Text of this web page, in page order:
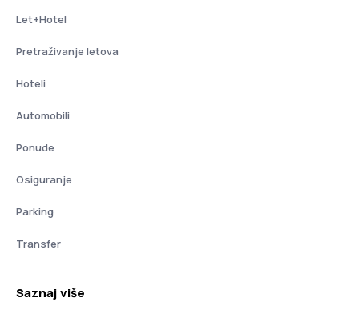
Let+Hotel
Pretraživanje letova
Hoteli
Automobili
Ponude
Osiguranje
Parking
Transfer
Saznaj više